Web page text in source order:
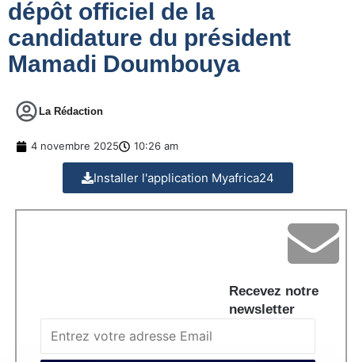
dépôt officiel de la
candidature du président
Mamadi Doumbouya
La Rédaction
4 novembre 2025 10:26 am
Installer l'application Myafrica24
Recevez notre
newsletter